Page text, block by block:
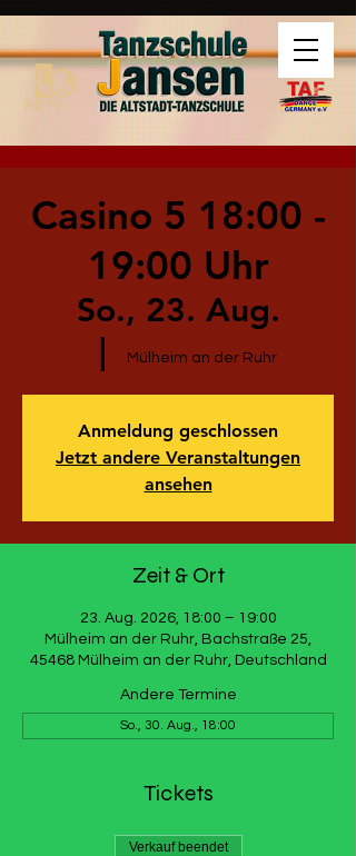
Casino 5 18:00 -
19:00 Uhr
So., 23. Aug.
Mülheim an der Ruhr
Anmeldung geschlossen
Jetzt andere Veranstaltungen
ansehen
Zeit & Ort
23. Aug. 2026, 18:00 – 19:00
Mülheim an der Ruhr, Bachstraße 25,
45468 Mülheim an der Ruhr, Deutschland
Andere Termine
So., 30. Aug., 18:00
Tickets
Verkauf beendet